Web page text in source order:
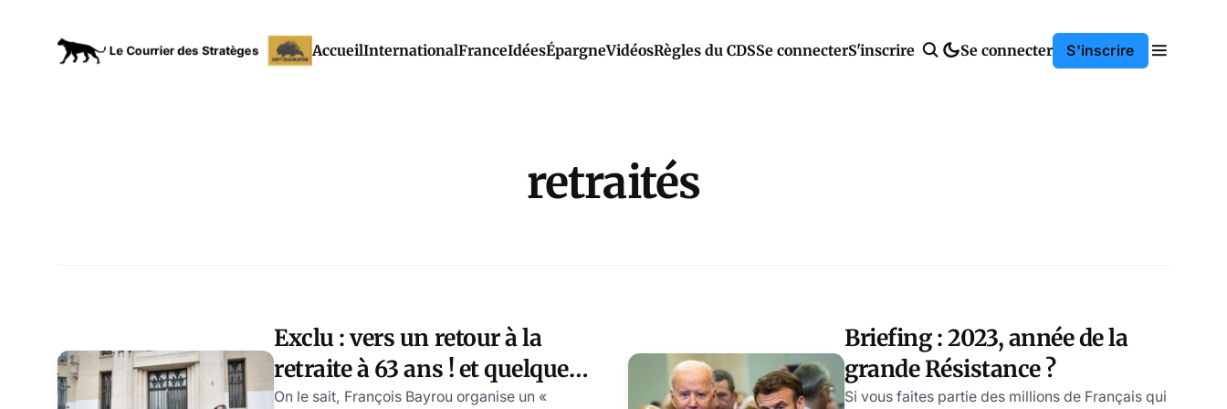
AccueilInternationalFranceIdéesÉpargneVidéosRègles du CDSSe connecterS'inscrire Se connecter S'inscrire
retraités
Exclu : vers un retour à la
retraite à 63 ans ! et quelques
autres innovations…
On le sait, François Bayrou organise un «
Briefing : 2023, année de la
grande Résistance ?
Si vous faites partie des millions de Français qui